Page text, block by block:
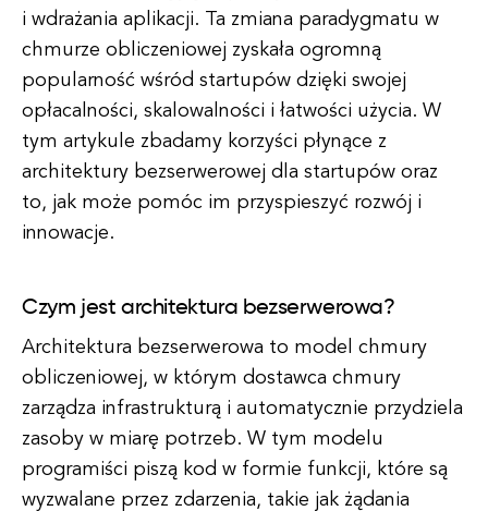
i wdrażania aplikacji. Ta zmiana paradygmatu w
chmurze obliczeniowej zyskała ogromną
popularność wśród startupów dzięki swojej
opłacalności, skalowalności i łatwości użycia. W
tym artykule zbadamy korzyści płynące z
architektury bezserwerowej dla startupów oraz
to, jak może pomóc im przyspieszyć rozwój i
innowacje.
Czym jest architektura bezserwerowa?
Architektura bezserwerowa to model chmury
obliczeniowej, w którym dostawca chmury
zarządza infrastrukturą i automatycznie przydziela
zasoby w miarę potrzeb. W tym modelu
programiści piszą kod w formie funkcji, które są
wyzwalane przez zdarzenia, takie jak żądania